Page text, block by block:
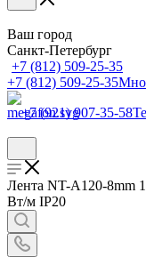
Ваш город
Санкт-Петербург
+7 (812) 509-25-35
+7 (812) 509-25-35
+7 (921) 907-35-58
Лента NT-A120-8mm
Вт/м IP20